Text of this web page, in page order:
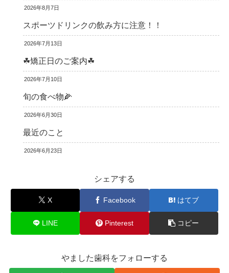
2026年8月7日
スポーツドリンクの飲み方に注意！！
2026年7月13日
☘矯正日のご案内☘
2026年7月10日
旬の食べ物🌽
2026年6月30日
最近のこと
2026年6月23日
シェアする
X Facebook はてブ
LINE Pinterest コピー
やました歯科をフォローする